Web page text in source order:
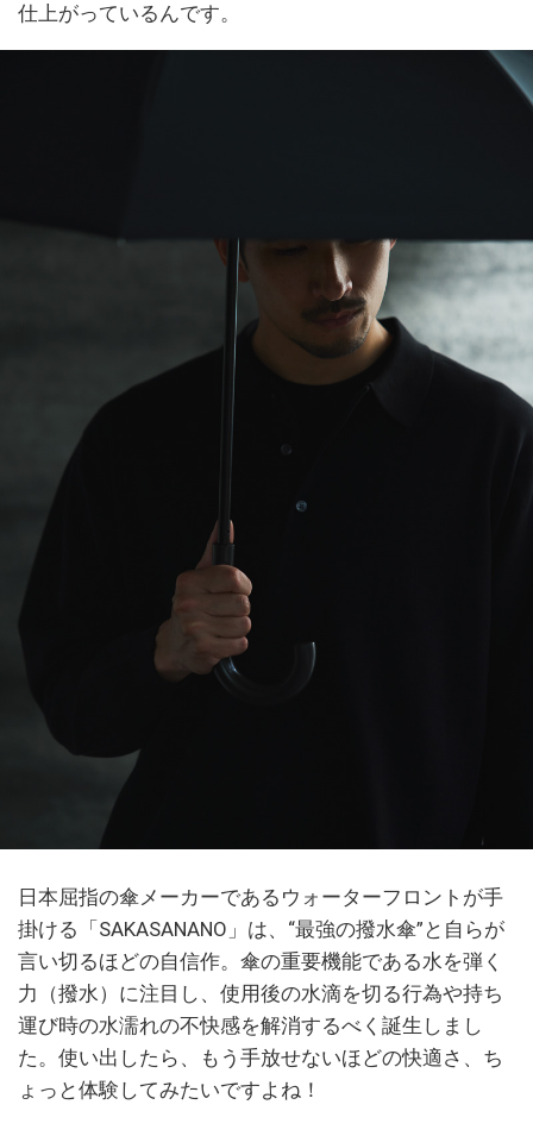
仕上がっているんです。
日本屈指の傘メーカーであるウォーターフロントが手
掛ける「SAKASANANO」は、“最強の撥水傘”と自らが
言い切るほどの自信作。傘の重要機能である水を弾く
力（撥水）に注目し、使用後の水滴を切る行為や持ち
運び時の水濡れの不快感を解消するべく誕生しまし
た。使い出したら、もう手放せないほどの快適さ、ち
ょっと体験してみたいですよね！